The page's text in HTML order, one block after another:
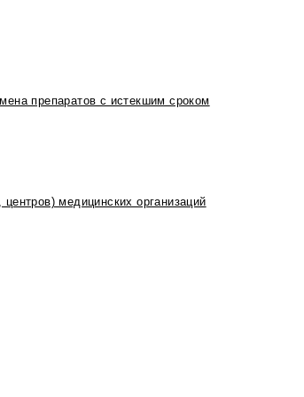
препаратов с истекшим сроком
медицинских организаций